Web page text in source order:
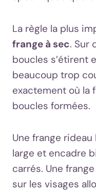
La règle la plus
frange à sec. Sur
boucles s’étirent
beaucoup trop
exactement où la
boucles formées.
Une frange
large et encadre
carrés. Une
sur les visages